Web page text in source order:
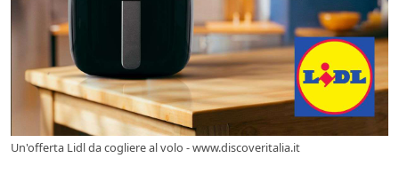
Un'offerta Lidl da cogliere al volo - www.discoveritalia.it